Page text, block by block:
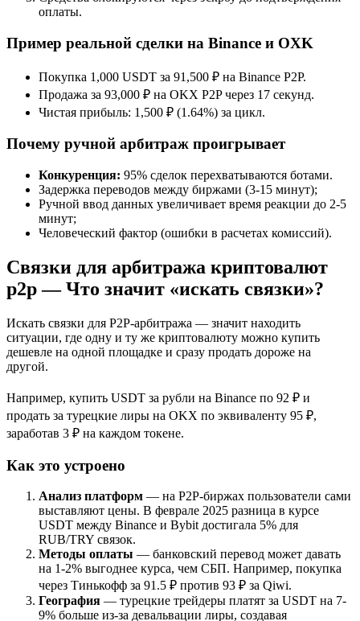
оплаты.
Пример реальной сделки на Binance и OXK
Покупка 1,000 USDT за 91,500 ₽ на Binance P2P.
Продажа за 93,000 ₽ на OKX P2P через 17 секунд.
Чистая прибыль: 1,500 ₽ (1.64%) за цикл.
Почему ручной арбитраж проигрывает
Конкуренция: 95% сделок перехватываются ботами.
Задержка переводов между биржами (3-15 минут);
Ручной ввод данных увеличивает время реакции до 2-5
минут;
Человеческий фактор (ошибки в расчетах комиссий).
Связки для арбитража криптовалют
p2p — Что значит «искать связки»?
Искать связки для P2P-арбитража — значит находить
ситуации, где одну и ту же криптовалюту можно купить
дешевле на одной площадке и сразу продать дороже на
другой.
Например, купить USDT за рубли на Binance по 92 ₽ и
продать за турецкие лиры на OKX по эквиваленту 95 ₽,
заработав 3 ₽ на каждом токене.
Как это устроено
Анализ платформ — на P2P-биржах пользователи сами
выставляют цены. В феврале 2025 разница в курсе
USDT между Binance и Bybit достигала 5% для
RUB/TRY связок.
Методы оплаты — банковский перевод может давать
на 1-2% выгоднее курса, чем СБП. Например, покупка
через Тинькофф за 91.5 ₽ против 93 ₽ за Qiwi.
География — турецкие трейдеры платят за USDT на 7-
9% больше из-за девальвации лиры, создавая